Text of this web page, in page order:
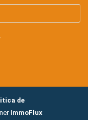
de
ImmoFlux